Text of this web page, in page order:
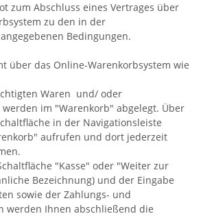
zum Abschluss eines Vertrages über
zu den in der
Bedingungen.
über das Online-Warenkorbsystem wie
Waren und/ oder
im "Warenkorb" abgelegt. Über
in der Navigationsleiste
aufrufen und dort jederzeit
"Kasse" oder "Weiter zur
Bezeichnung) und der Eingabe
sowie der Zahlungs- und
werden Ihnen abschließend die